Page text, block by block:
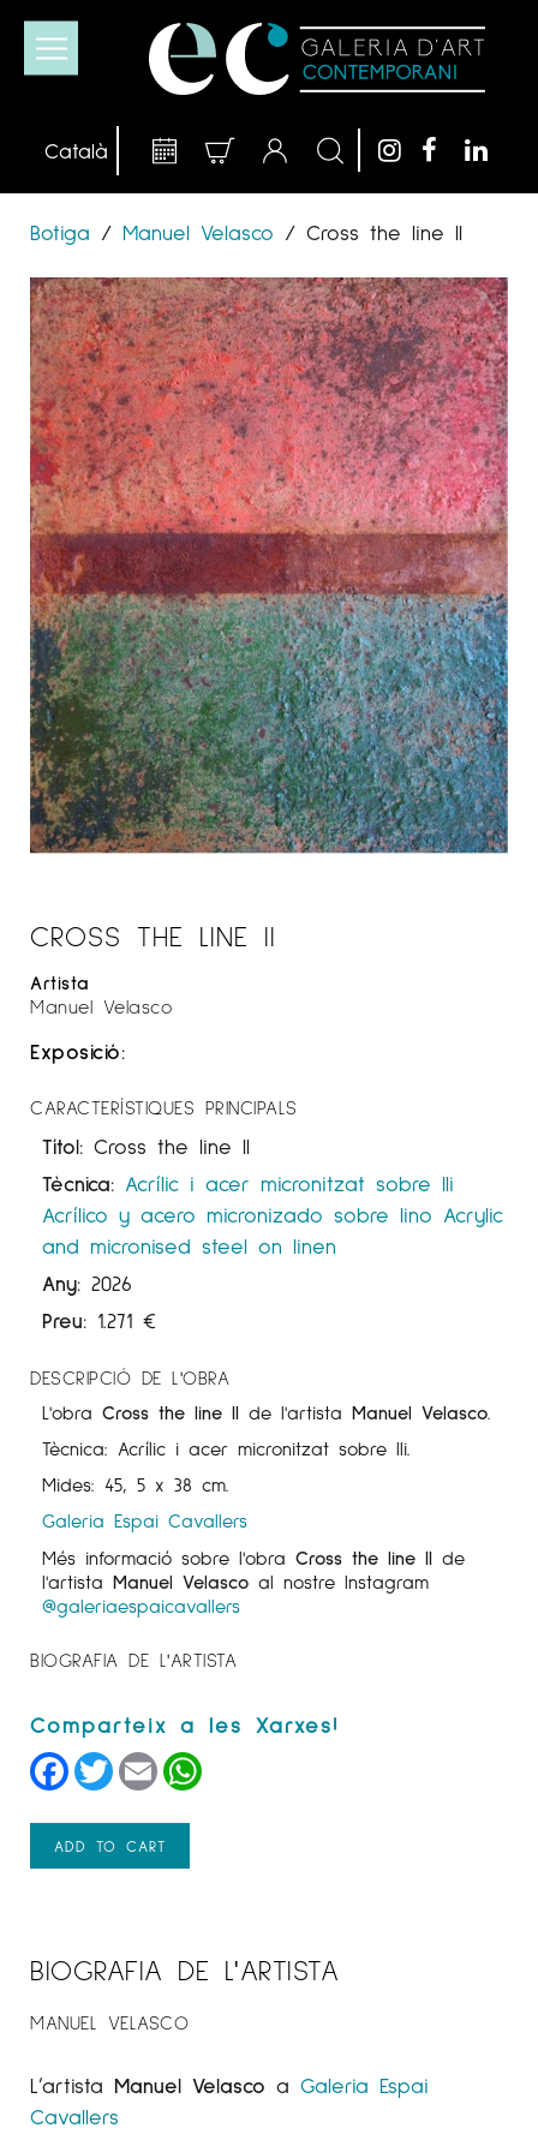
Botiga / Manuel Velasco / Cross the line II
CROSS THE LINE II
Artista
Manuel Velasco
Exposició:
CARACTERÍSTIQUES PRINCIPALS
Títol: Cross the line II
Tècnica: Acrílic i acer micronitzat sobre lli
Acrílico y acero micronizado sobre lino Acrylic
and micronised steel on linen
Any: 2026
Preu: 1.271 €
DESCRIPCIÓ DE L'OBRA
L'obra Cross the line II de l'artista Manuel Velasco.
Tècnica: Acrílic i acer micronitzat sobre lli.
Mides: 45, 5 x 38 cm.
Galeria Espai Cavallers
Més informació sobre l'obra Cross the line II de
l'artista Manuel Velasco al nostre Instagram
@galeriaespaicavallers
BIOGRAFIA DE L'ARTISTA
Facebook
TwitterEmail
ADD TO CART
BIOGRAFIA DE L'ARTISTA
MANUEL VELASCO
L’artista Manuel Velasco a Galeria Espai
Cavallers